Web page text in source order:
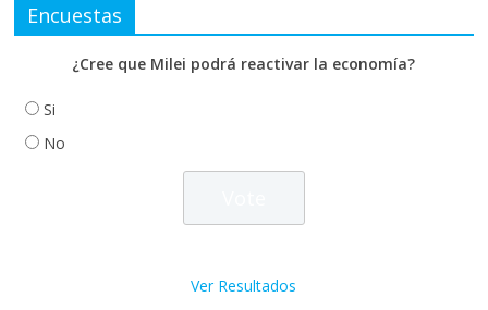
Encuestas
¿Cree que Milei podrá reactivar la economía?
Si
No
Ver Resultados